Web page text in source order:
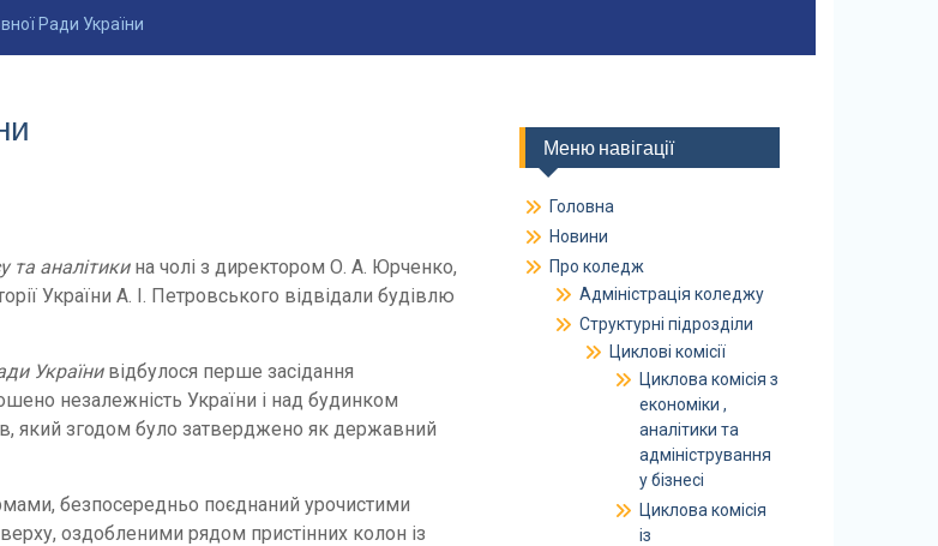
Ради України
та аналітикина чолі з директором О. А. Юрченко,
України А. І. Петровського відвідали будівлю
Українивідбулося перше засідання
незалежність України і над будинком
який згодом було затверджено як державний
безпосередньо поєднаний урочистими
оздобленими рядом пристінних колон із
Меню навігації
Головна
Новини
Про коледж
Адміністрація коледжу
Структурні підрозділи
Циклові комісії
Циклова комісія з
економіки ,
аналітики та
адміністрування
у бізнесі
Циклова комісія
із